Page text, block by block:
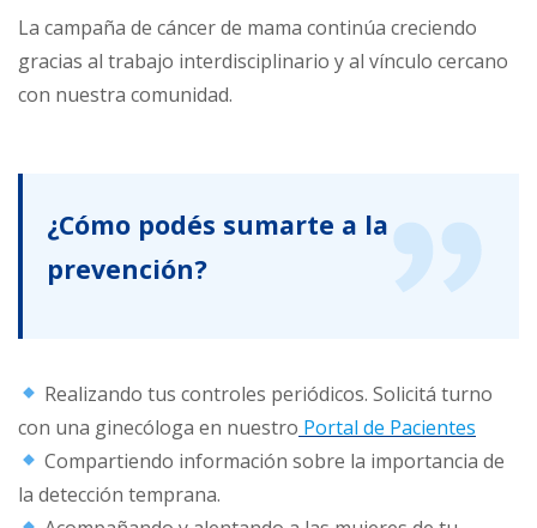
La campaña de cáncer de mama continúa creciendo
gracias al trabajo interdisciplinario y al vínculo cercano
con nuestra comunidad.
¿Cómo podés sumarte a la
prevención?
Realizando tus controles periódicos. Solicitá turno
con una ginecóloga en nuestro Portal de Pacientes
Compartiendo información sobre la importancia de
la detección temprana.